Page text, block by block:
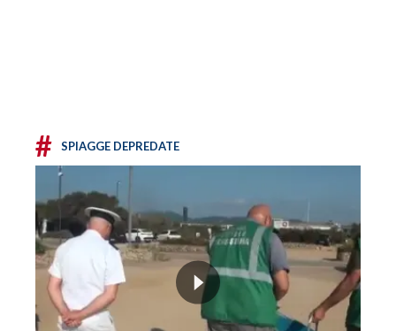
# SPIAGGE DEPREDATE